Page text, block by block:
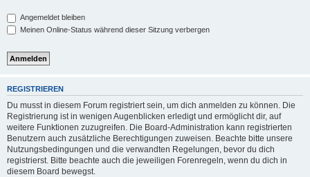
Angemeldet bleiben
Meinen Online-Status während dieser Sitzung verbergen
REGISTRIEREN
Du musst in diesem Forum registriert sein, um dich anmelden zu können. Die
Registrierung ist in wenigen Augenblicken erledigt und ermöglicht dir, auf
weitere Funktionen zuzugreifen. Die Board-Administration kann registrierten
Benutzern auch zusätzliche Berechtigungen zuweisen. Beachte bitte unsere
Nutzungsbedingungen und die verwandten Regelungen, bevor du dich
registrierst. Bitte beachte auch die jeweiligen Forenregeln, wenn du dich in
diesem Board bewegst.